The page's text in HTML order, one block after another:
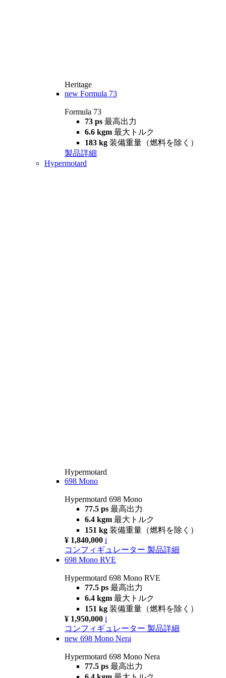
Heritage
new Formula 73
Formula 73
73 ps 最高出力
6.6 kgm 最大トルク
183 kg 装備重量（燃料を除く）
製品詳細
Hypermotard
Hypermotard
698 Mono
Hypermotard 698 Mono
77.5 ps 最高出力
6.4 kgm 最大トルク
151 kg 装備重量（燃料を除く）
¥ 1,840,000 i
コンフィギュレーター 製品詳細
698 Mono RVE
Hypermotard 698 Mono RVE
77.5 ps 最高出力
6.4 kgm 最大トルク
151 kg 装備重量（燃料を除く）
¥ 1,950,000 i
コンフィギュレーター 製品詳細
new 698 Mono Nera
Hypermotard 698 Mono Nera
77.5 ps 最高出力